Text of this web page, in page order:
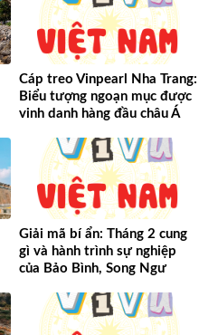
Cáp treo Vinpearl Nha Trang:
Biểu tượng ngoạn mục được
vinh danh hàng đầu châu Á
Giải mã bí ẩn: Tháng 2 cung
gì và hành trình sự nghiệp
của Bảo Bình, Song Ngư